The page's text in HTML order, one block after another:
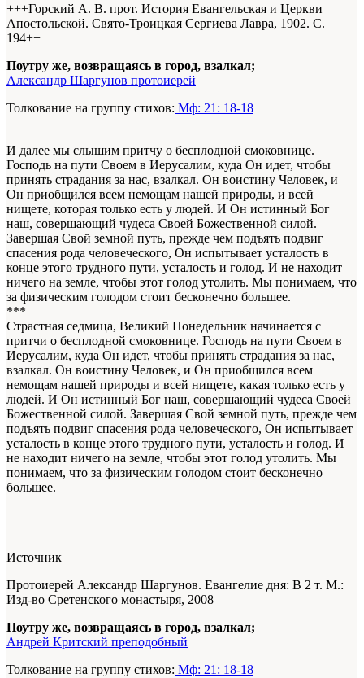
+++Горский А. В. прот. История Евангельская и Церкви
Апостольской. Свято-Троицкая Сергиева Лавра, 1902. С.
194++
Поутру же, возвращаясь в город, взалкал;
Александр Шаргунов протоиерей
Толкование на группу стихов: Мф: 21: 18-18
И далее мы слышим притчу о бесплодной смоковнице.
Господь на пути Своем в Иерусалим, куда Он идет, чтобы
принять страдания за нас, взалкал. Он воистину Человек, и
Он приобщился всем немощам нашей природы, и всей
нищете, которая только есть у людей. И Он истинный Бог
наш, совершающий чудеса Своей Божественной силой.
Завершая Свой земной путь, прежде чем подъять подвиг
спасения рода человеческого, Он испытывает усталость в
конце этого трудного пути, усталость и голод. И не находит
ничего на земле, чтобы этот голод утолить. Мы понимаем, что
за физическим голодом стоит бесконечно большее.
***
Страстная седмица, Великий Понедельник начинается с
притчи о бесплодной смоковнице. Господь на пути Своем в
Иерусалим, куда Он идет, чтобы принять страдания за нас,
взалкал. Он воистину Человек, и Он приобщился всем
немощам нашей природы и всей нищете, какая только есть у
людей. И Он истинный Бог наш, совершающий чудеса Своей
Божественной силой. Завершая Свой земной путь, прежде чем
подъять подвиг спасения рода человеческого, Он испытывает
усталость в конце этого трудного пути, усталость и голод. И
не находит ничего на земле, чтобы этот голод утолить. Мы
понимаем, что за физическим голодом стоит бесконечно
большее.
Источник
Протоиерей Александр Шаргунов. Евангелие дня: В 2 т. М.:
Изд-во Сретенского монастыря, 2008
Поутру же, возвращаясь в город, взалкал;
Андрей Критский преподобный
Толкование на группу стихов: Мф: 21: 18-18